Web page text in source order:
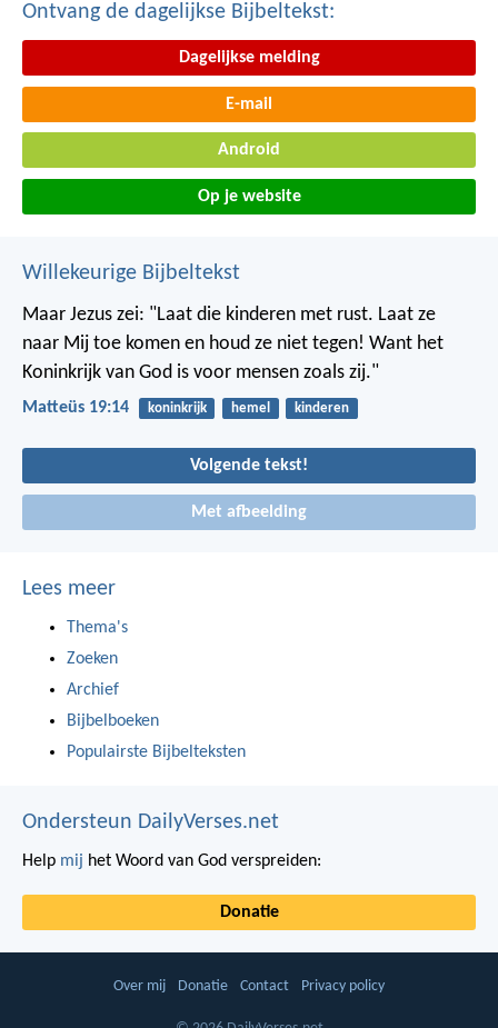
Ontvang de dagelijkse Bijbeltekst:
Dagelijkse melding
E-mail
Android
Op je website
Willekeurige Bijbeltekst
Maar Jezus zei: "Laat die kinderen met rust. Laat ze
naar Mij toe komen en houd ze niet tegen! Want het
Koninkrijk van God is voor mensen zoals zij."
Matteüs 19:14 koninkrijk hemel kinderen
Volgende tekst!
Met afbeelding
Lees meer
Thema's
Zoeken
Archief
Bijbelboeken
Populairste Bijbelteksten
Ondersteun DailyVerses.net
Help mij het Woord van God verspreiden:
Donatie
Over mij Donatie Contact Privacy policy